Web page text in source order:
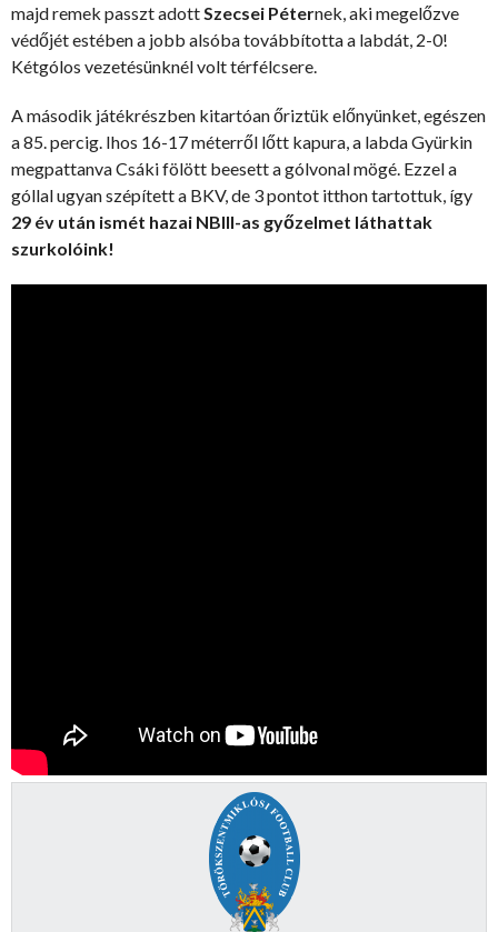
majd remek passzt adottSzecsei Péternek, aki megelőzve
védőjét estében a jobb alsóba továbbította a labdát, 2-0!
Kétgólos vezetésünknél volt térfélcsere.
A második játékrészben kitartóan őriztük előnyünket, egészen
a 85. percig. Ihos 16-17 méterről lőtt kapura, a labda Gyürkin
megpattanva Csáki fölött beesett a gólvonal mögé. Ezzel a
góllal ugyan szépített a BKV, de 3 pontot itthon tartottuk, így
29 év után ismét hazai NBIII-as győzelmet láthattak
szurkolóink!